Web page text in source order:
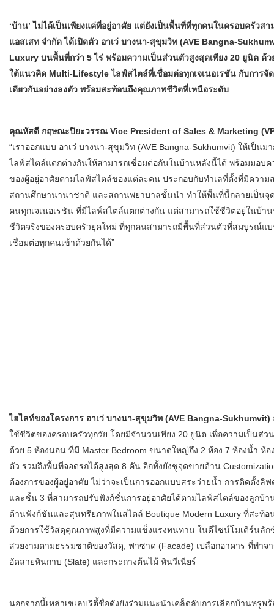
‘บ้าน’ ไม่ได้เป็นเพียงแค่ที่อยู่อาศัย แต่ยังเป็นพื้นที่ที่ทุกคนในครอบครัวส
แอสเสท จำกัด ได้เปิดตัว อาเว่ บางนา-สุขุมวิท (AVE Bangna-
Luxury บนพื้นที่กว่า 5 ไร่ พร้อมความเป็นส่วนตัวสูงสุดเพียง 20 ยูนิต ด้
ใต้แนวคิด Multi-Lifestyle ไลฟ์สไตล์ที่เชื่อมต่อทุกเจเนอเรชัน กับการ
เดียวกันอย่างลงตัว พร้อมสะท้อนถึงคุณภาพชีวิตที่เหนือระดับ
คุณหัสดี กฤษณะปิยะวรรณ Vice President of Sales & Marketing
“เราออกแบบ อาเว่ บางนา-สุขุมวิท (AVE Bangna-Sukhumvit) ให้เป็
ไลฟ์สไตล์แตกต่างกันให้สามารถเชื่อมต่อกันในบ้านหลังนี้ได้ พร้อมมอ
ของผู้อยู่อาศัยตามไลฟ์สไตล์ของแต่ละคน ประกอบกับทำเลที่ตั้งที่มีควา
สถานศึกษานานาชาติ และสถานพยาบาลชั้นนำ ทำให้พื้นที่นี้กลายเป็นจุ
คนทุกเจเนอเรชัน ที่มีไลฟ์สไตล์แตกต่างกัน แต่สามารถใช้ชีวิตอยู่ในบ้า
ชีวิตจริงของครอบครัวยุคใหม่ ที่ทุกคนสามารถมีพื้นที่ส่วนตัวที่สมบูรณ์แ
เชื่อมต่อทุกคนเข้าด้วยกันได้”
ไฮไลท์ของโครงการ อาเว่ บางนา-สุขุมวิท (AVE Bangna-Sukhumvit)
ใช้ชีวิตของครอบครัวทุกวัย โดยมีจำนวนเพียง 20 ยูนิต เพื่อความเป็นส่
ด้วย 5 ห้องนอน ที่มี Master Bedroom ขนาดใหญ่ถึง 2 ห้อง 7 ห้องน้ำ
ตัว รวมถึงพื้นที่จอดรถได้สูงสุด 8 คัน อีกทั้งยังชูจุดขายด้าน
ต้องการของผู้อยู่อาศัย ไม่ว่าจะเป็นการออกแบบสระว่ายน้ำ การติดตั้ง
และชั้น 3 ที่สามารถปรับฟังก์ชั่นการอยู่อาศัยได้ตามไลฟ์สไตล์ของลูกบ้า
ด้านฟังก์ชันและสุนทรียภาพในสไตล์ Boutique Modern Luxury ที่สะท้อ
ด้วยการใช้วัสดุคุณภาพสูงที่มีความแข็งแรงทนทาน ในดีไซน์โมเดิร์นลั
สวยงามตามธรรมชาติของวัสดุ, ฟาซาด (Facade) เปลือกอาคาร ที่ทำ
อัดลายหินกาบ (Slate) และกระถางต้นไม้ หินวีเนียร์
นอกจากนี้เหล่าเซเลบริตี้ชื่อดังยังร่วมแนะนำเคล็ดลับการเลือกบ้านหรู